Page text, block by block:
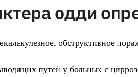
одди
обструктивное
путей у больных с